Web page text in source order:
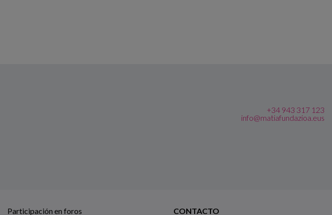
+34 943 317 123
info@matiafundazioa.eus
Participación en foros CONTACTO